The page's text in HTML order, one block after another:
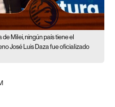
Milei, ningún país tiene el
José Luis Daza fue oficializado